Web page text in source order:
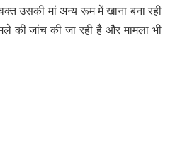
उसकी मां अन्य रूम में खाना बना रही
की जांच की जा रही है और मामला भी